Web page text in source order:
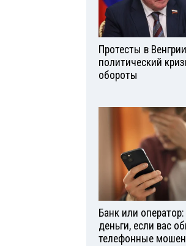
Протесты в
политический
обороты
Банк или
деньги, если вас
телефонные